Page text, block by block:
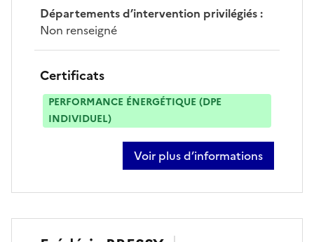
Départements d’intervention privilégiés:
Non renseigné
Certificats
PERFORMANCE ÉNERGÉTIQUE (DPE
INDIVIDUEL)
Voir plus d’informations
sur sebastien lesecq